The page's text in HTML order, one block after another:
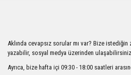
Ürün açıklamasında eksik bilgiler
Ürün bilgilerinde hatalar bulunuyor.
Aklında cevapsız sorular mı var? Bize
yazabilir, sosyal medya üzerinden
Ayrıca, bize hafta içi 09:30 - 18:00 saatleri